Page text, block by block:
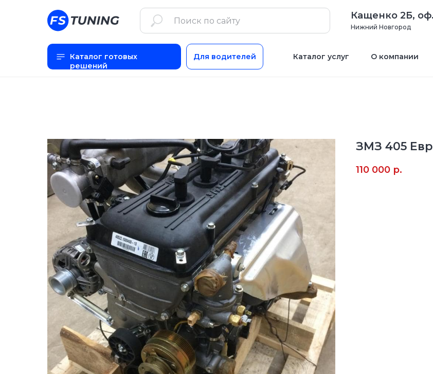
Кащенко 2Б, оф.
Нижний Новгород
Каталог готовых
решений
Для водителей Каталог услуг О компании
ЗМЗ 405
110 000 р.